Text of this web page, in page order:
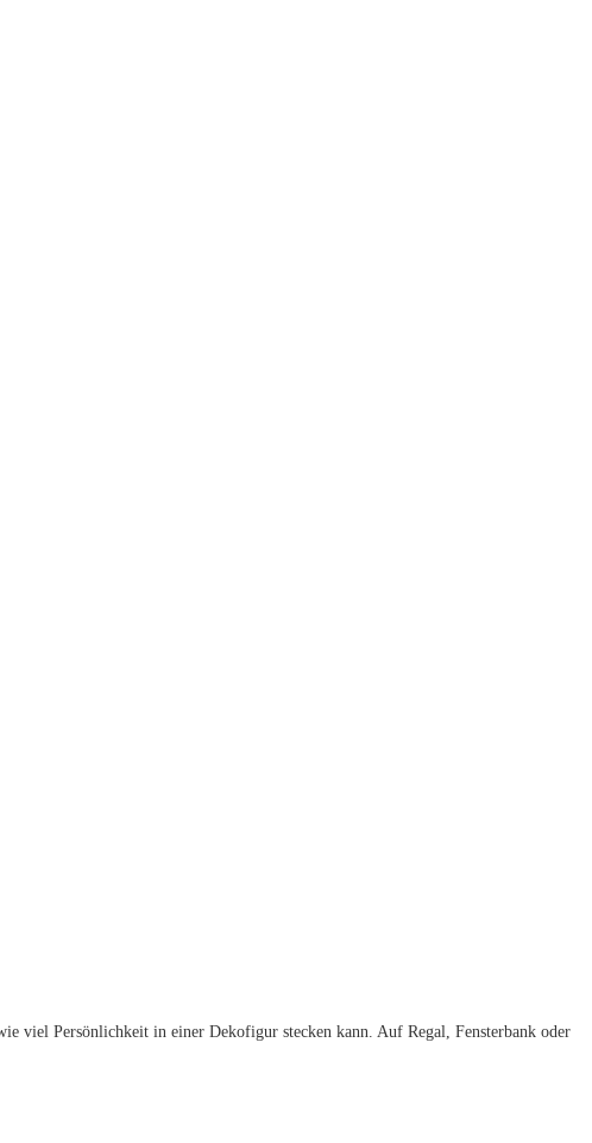
viel Persönlichkeit in einer Dekofigur stecken kann. Auf Regal, Fensterbank oder